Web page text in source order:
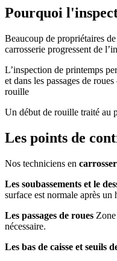
Pourquoi
Beaucoup de propriétaires
carrosserie progressent de
L’inspection de printemps
et dans les passages de
rouille
Un début de rouille traité au
Les points de
Nos techniciens en
Les soubassements et le
surface est normale après
Les passages de roues
nécessaire.
Les bas de caisse et seuils